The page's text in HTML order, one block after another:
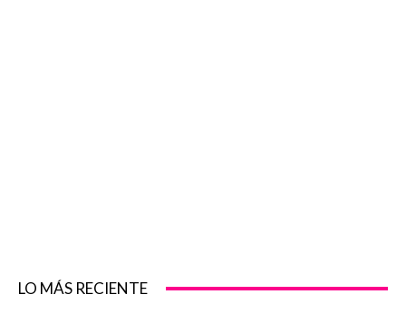
LO MÁS RECIENTE